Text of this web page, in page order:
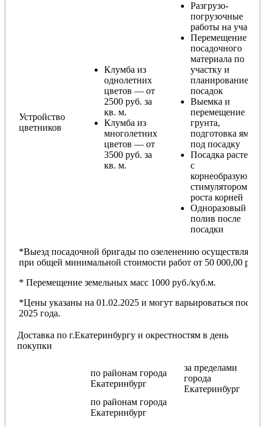
Устройство
цветников
Клумба из
однолетних
цветов — от
2500 руб. за
кв. м.
Клумба из
многолетних
цветов — от
3500 руб. за
кв. м.
Разгрузо-
погрузочные
работы на участке
Перемещение
посадочного
материала по
участку и
планирование
посадок
Выемка и
перемещение
грунта,
подготовка ямы
под посадку
Посадка растений
с
корнеобразующим
стимулятором
роста корней
Одноразовый
полив после
посадки
*Выезд посадочной бригады по озеленению осуществляется
при общей минимальной стоимости работ от 50 000,00 руб.
* Перемещение земельных масс 1000 руб./куб.м.
*Цены указаны на 01.02.2025 и могут варьироваться после
2025 года.
Доставка по г.Екатеринбургу и окрестностям в день
покупки
по районам города
Екатеринбург
за пределами
города
Екатеринбург
по районам города
Екатеринбург